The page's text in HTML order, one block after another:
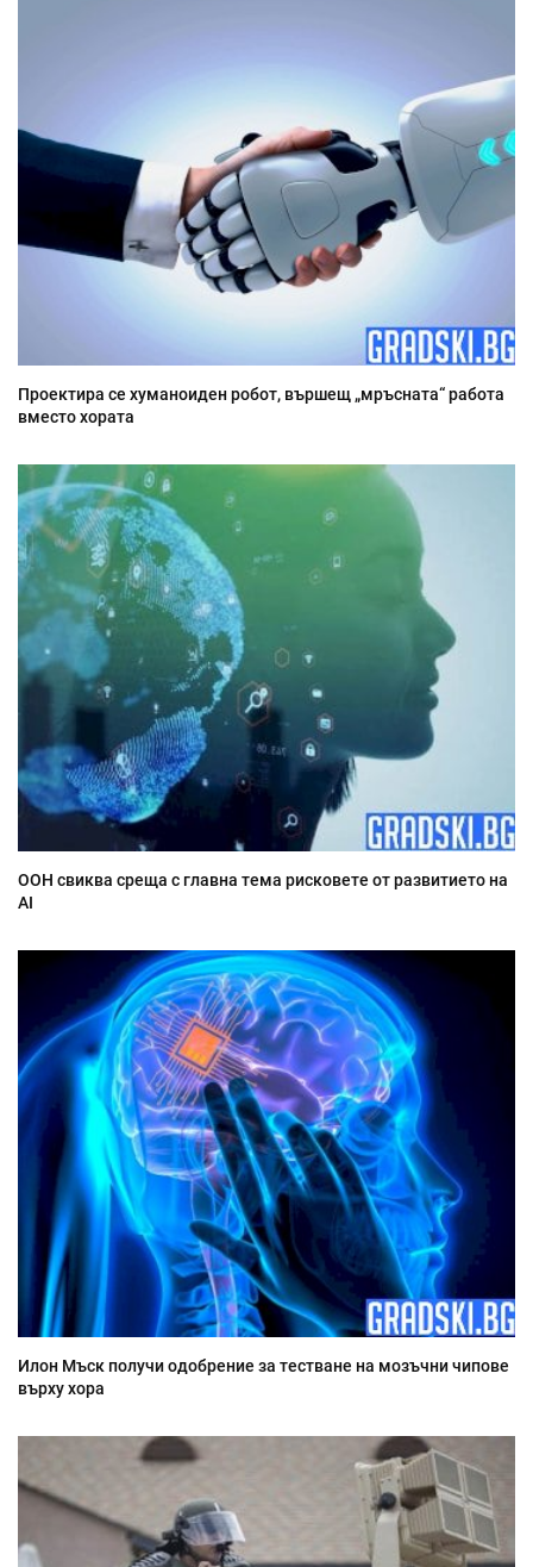
Проектира се хуманоиден робот, вършещ „мръсната“ работа
вместо хората
ООН свиква среща с главна тема рисковете от развитието на
AI
Илон Мъск получи одобрение за тестване на мозъчни чипове
върху хора